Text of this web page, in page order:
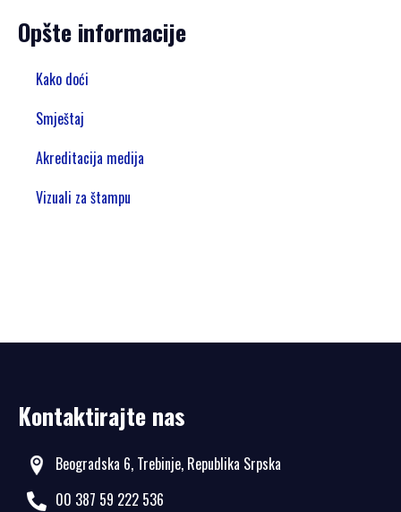
Opšte informacije
Kako doći
Smještaj
Akreditacija medija
Vizuali za štampu
Kontaktirajte nas
Beogradska 6, Trebinje, Republika Srpska
00 387 59 222 536